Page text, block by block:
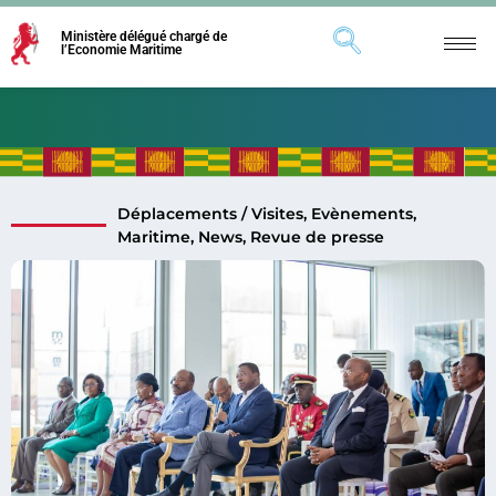
Ministère délégué chargé de
l’Economie Maritime
Déplacements / Visites, Evènements,
Maritime, News, Revue de presse